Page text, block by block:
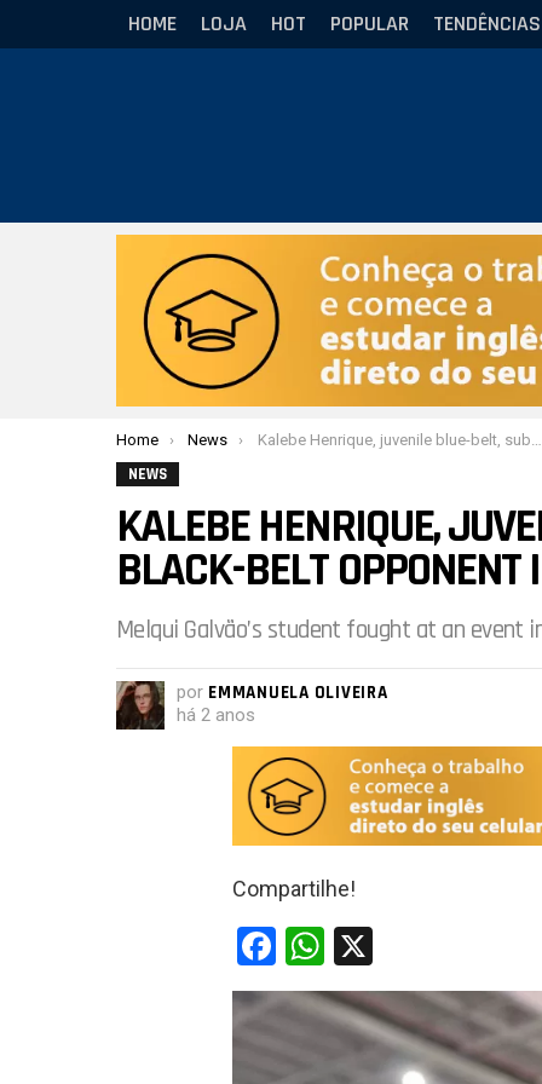
HOME LOJA HOT POPULAR TENDÊNCIAS
Você está aqui:
Home News Kalebe Henrique, juvenile blue-belt, submits black-belt opponent in a gi super fight
NEWS
KALEBE HENRIQUE,
BLACK-BELT OPPONENT
Melqui Galvão’s student fought at an event
por EMMANUELA OLIVEIRA
há 2 anos
Compartilhe!
F
a
ce
W
h
at